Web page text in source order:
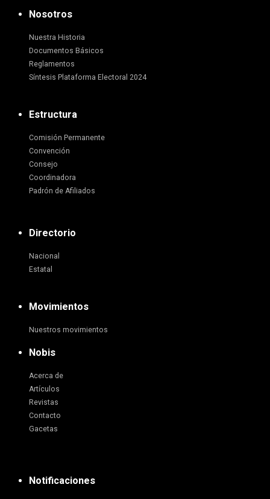
Nosotros
Nuestra Historia
Documentos Básicos
Reglamentos
Síntesis Plataforma Electoral 2024
Estructura
Comisión Permanente
Convención
Consejo
Coordinadora
Padrón de Afiliados
Directorio
Nacional
Estatal
Movimientos
Nuestros movimientos
Nobis
Acerca de
Artículos
Revistas
Contacto
Gacetas
Notificaciones